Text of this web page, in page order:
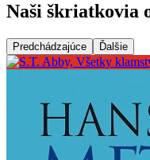
Naši škriatkovia
Predchádzajúce Ďalšie